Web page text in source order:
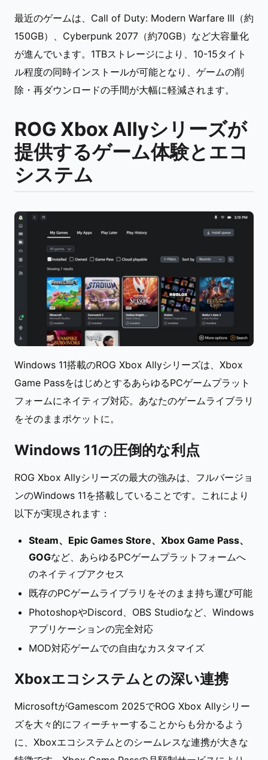
最近のゲームは、Call of Duty: Modern Warfare III（約
150GB）、Cyberpunk 2077（約70GB）など大容量化
が進んでいます。1TBストレージにより、10-15タイト
ル程度の同時インストールが可能となり、ゲームの削
除・再ダウンロードの手間が大幅に軽減されます。
ROG Xbox Allyシリーズが
提供するゲーム体験とエコ
システム
Windows 11搭載のROG Xbox Allyシリーズは、Xbox
Game PassをはじめとするあらゆるPCゲームプラット
フォームにネイティブ対応。あなたのゲームライブラリ
をそのままポケットに。
Windows 11の圧倒的な利点
ROG Xbox Allyシリーズの最大の強みは、フルバージョ
ンのWindows 11を搭載していることです。これにより
以下が実現されます：
Steam、Epic Games Store、Xbox Game Pass、
GOGなど、あらゆるPCゲームプラットフォームへ
のネイティブアクセス
既存のPCゲームライブラリをそのまま持ち運び可能
PhotoshopやDiscord、OBS Studioなど、Windows
アプリケーションの完全対応
MOD対応ゲームでの自由なカスタマイズ
Xboxエコシステムとの深い連携
MicrosoftがGamescom 2025でROG Xbox Allyシリー
ズを大々的にフィーチャーすることからも分かるよう
に、Xboxエコシステムとのシームレスな連携が大きな